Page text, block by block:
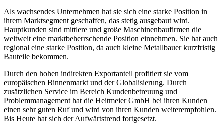
Als wachsendes Unternehmen hat sie sich eine starke Position in
ihrem Marktsegment geschaffen, das stetig ausgebaut wird.
Hauptkunden sind mittlere und große Maschinenbaufirmen die
weltweit eine marktbeherrschende Position einnehmen. Sie hat auch
regional eine starke Position, da auch kleine Metallbauer kurzfristig
Bauteile bekommen.
Durch den hohen indirekten Exportanteil profitiert sie vom
europäischen Binnenmarkt und der Globalisierung. Durch
zusätzlichen Service im Bereich Kundenbetreuung und
Problemmanagement hat die Heitmeier GmbH bei ihren Kunden
einen sehr guten Ruf und wird von ihren Kunden weiterempfohlen.
Bis Heute hat sich der Aufwärtstrend fortgesetzt.